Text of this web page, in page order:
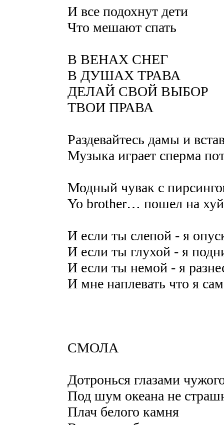
И все подохнут дети
Что мешают спать
В ВЕНАХ СНЕГ
В ДУШАХ ТРАВА
ДЕЛАЙ СВОЙ ВЫБОР
ТВОИ ПРАВА
Раздевайтесь дамы и
Музыка играет сперма
Модный чувак с
Yo brother… пошел на хуй
И если ты слепой - я
И если ты глухой - я
И если ты немой - я
И мне наплевать что я
СМОЛА
Дотронься глазами
Под шум океана не
Плач белого камня